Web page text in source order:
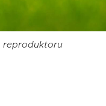
reproduktoru
reproduktoru
reproduktoru